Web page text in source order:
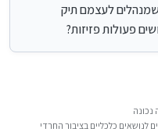
לעצמם תיק
פעולות פזיזות?
נכונה
לנושאים כלכליים בציבור החרדי